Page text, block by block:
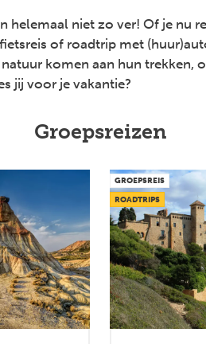
helemaal niet zo ver! Of je nu
of roadtrip met
komen aan hun trekken,
jij voor je vakantie?
Groepsreizen
GROEPSREIS
ROADTRIPS